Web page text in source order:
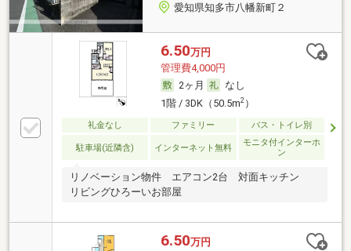
愛知県知多市八幡新町２
6.50万円
管理費4,000円
2ヶ月
なし
1階 / 3DK（50.5m2）
礼金なし ファミリー バス・トイレ別
駐車場(近隣含) インターネット無料
モニタ付インターホ
ン
リノベーション物件 エアコン2台 対面キッチン
リビングひろーいお部屋
6.50万円